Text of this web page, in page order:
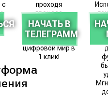
с
проходя
процесс
регистрации.
Это мгновенный
доступ в
цифровой мир в
1 клик!
НАЧАТЬ В
ТЕЛЕГРАММ